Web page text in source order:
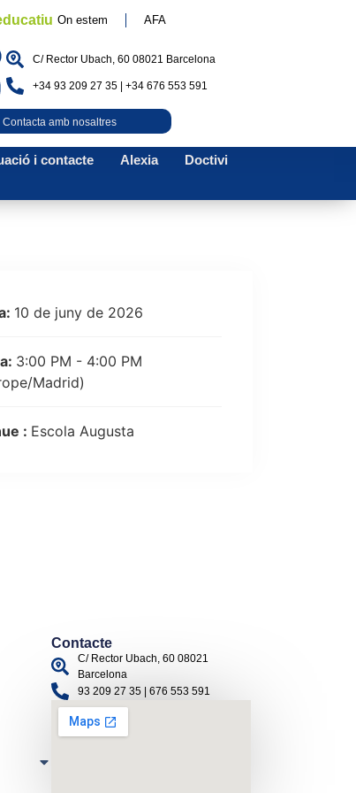
On estem AFA
C/ Rector Ubach, 60 08021 Barcelona
+34 93 209 27 35 | +34 676 553 591
Contacta amb nosaltres
i contacte Alexia Doctivi
10 de juny de 2026
3:00 PM - 4:00 PM
Madrid)
: Escola Augusta
Contacte
C/ Rector Ubach, 60 08021
Barcelona
93 209 27 35 | 676 553 591